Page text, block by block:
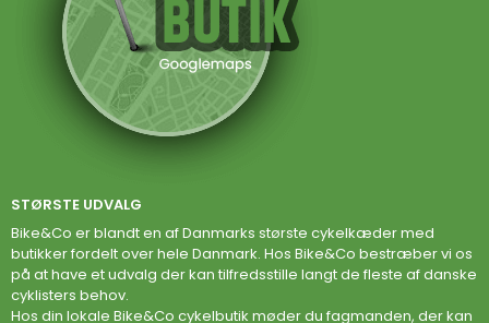
STØRSTE UDVALG
Bike&Co er blandt en af Danmarks største cykelkæder med
butikker fordelt over hele Danmark. Hos Bike&Co bestræber vi os
på at have et udvalg der kan tilfredsstille langt de fleste af danske
cyklisters behov.
Hos din lokale Bike&Co cykelbutik møder du fagmanden, der kan